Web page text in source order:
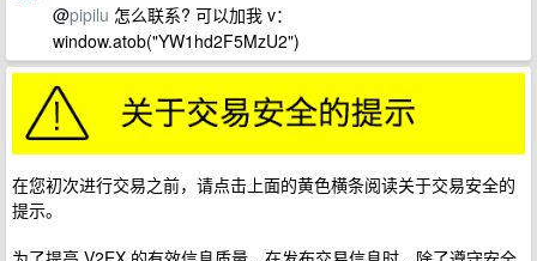
@pipilu 怎么联系? 可以加我 v：
window.atob("YW1hd2F5MzU2")
在您初次进行交易之前，请点击上面的黄色横条阅读关于交易安全的
提示。